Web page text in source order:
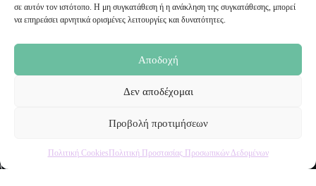
σε αυτόν τον ιστότοπο. Η μη συγκατάθεση ή η ανάκληση της συγκατάθεσης, μπορεί
να επηρεάσει αρνητικά ορισμένες λειτουργίες και δυνατότητες.
Αποδοχή
Δεν αποδέχομαι
Προβολή προτιμήσεων
Πολιτική Cookies Πολιτική Προστασίας Προσωπικών Δεδομένων
Πολιτική Προστασίας Προσωπικών Δεδομένων
Τρόποι Πληρωμής
Ο Λογαριασμός μου